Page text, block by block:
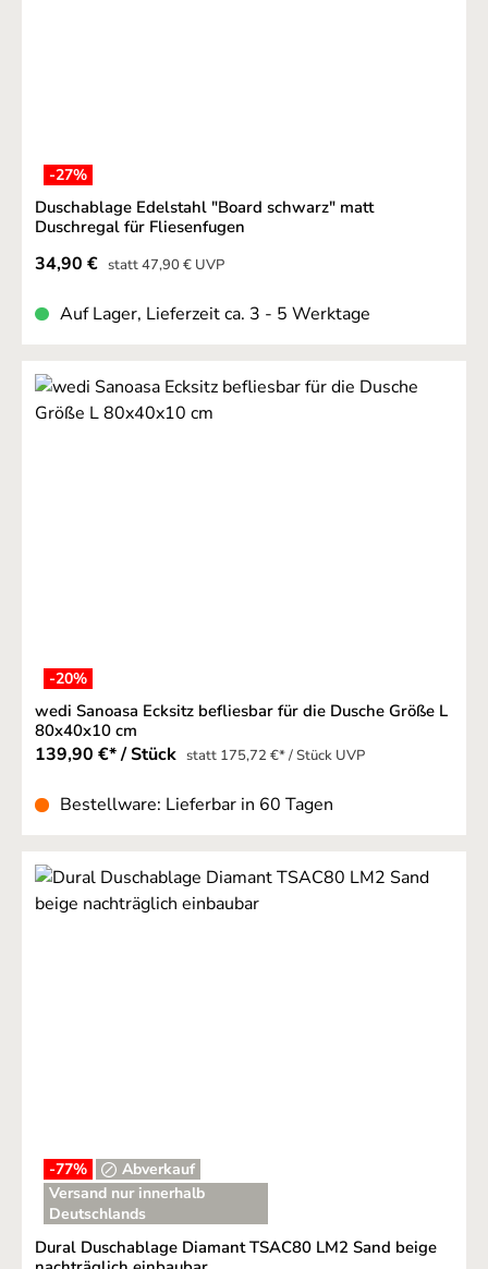
-27%
Duschablage Edelstahl "Board schwarz" matt
Duschregal für Fliesenfugen
Verkaufspreis:
34,90 € stattRegulärer Preis:
47,90 € UVP
Auf Lager, Lieferzeit ca. 3 - 5 Werktage
-20%
wedi Sanoasa Ecksitz befliesbar für die Dusche Größe L
80x40x10 cm
139,90 €* / Stück statt 175,72 €* / Stück UVP
Bestellware: Lieferbar in 60 Tagen
-77%
Abverkauf
Versand nur innerhalb
Deutschlands
Dural Duschablage Diamant TSAC80 LM2 Sand beige